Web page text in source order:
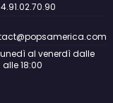
al venerdì dalle
alle 18:00